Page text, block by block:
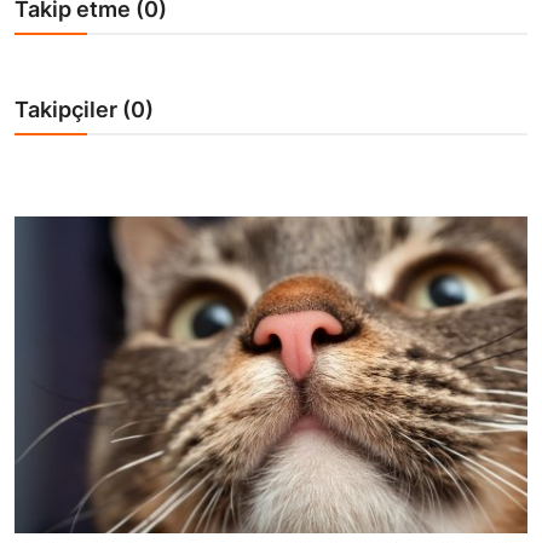
KEDİ MAMASI
Takip etme (0)
Takipçiler (0)